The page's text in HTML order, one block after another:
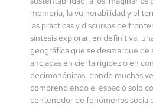
memoria, la vulnerabilidad y el
las prácticas y discursos de
síntesis explorar, en definitiva,
geográfica que se desmarque de
ancladas en cierta rigidez o en
decimonónicas, donde muchas
comprendiendo el espacio solo
contenedor de fenómenos